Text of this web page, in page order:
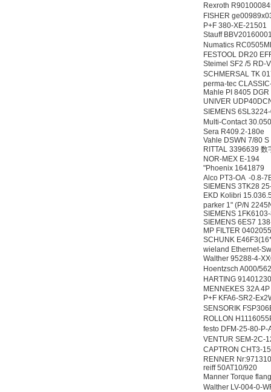
Rexroth
FISHER
P+F 380-XE-21501
Stauff
Numatics
FESTOOL DR20
Steimel SF2 /5 RD-
SCHMERSAL TK
perma-tec
Mahle PI 8405
UNIVER
SIEMENS
Multi-Contact
Sera R409.2-180e
Vahle DSWN 7/80 S
RITTAL 3396639 数
NOR-MEX E-194
"Phoenix 1641879
Alco PT3-OA -0.8-
SIEMENS 3TK28
EKD Kolibri
parker 1" (P/N
SIEMENS
SIEMENS 6ES7
MP FILTER
SCHUNK
wieland Ethernet-
Walther 95288-4-
Hoentzsch A000/
HARTING
MENNEKES 32A
P+F KFA6-SR2-
SENSORIK
ROLLON
festo DFM-25-80-P-
VENTUR SEM-2C-
CAPTRON CHT3-
RENNER
reiff 50AT10/920
Manner Torque
Walther LV-004-0-